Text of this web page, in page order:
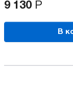
9 130 Р
В